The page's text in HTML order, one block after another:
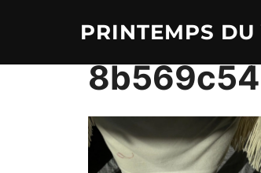
PRINTEMPS DU